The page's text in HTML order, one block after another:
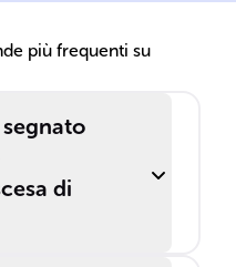
a
più frequenti su
di